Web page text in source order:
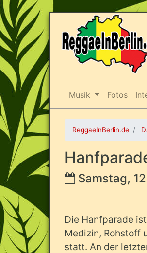
Musik Fotos
ReggaeInBerlin.de
Samstag,
Die Hanfparade
Medizin, Rohstoff
statt. An der